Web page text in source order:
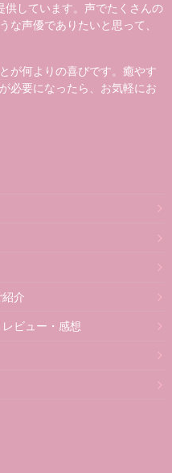
供しています。声でたくさんの
な声優でありたいと思って、
が何よりの喜びです。癒やす
必要になったら、お気軽にお
介
ビュー・感想